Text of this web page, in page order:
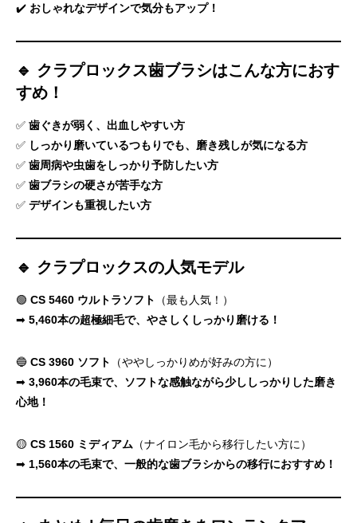
✔️ おしゃれなデザインで気分もアップ！
🔹 クラプロックス歯ブラシはこんな方におす
すめ！
✅ 歯ぐきが弱く、出血しやすい方
✅ しっかり磨いているつもりでも、磨き残しが気になる方
✅ 歯周病や虫歯をしっかり予防したい方
✅ 歯ブラシの硬さが苦手な方
✅ デザインも重視したい方
🔹 クラプロックスの人気モデル
🟢 CS 5460 ウルトラソフト
（最も人気！）
➡ 5,460本の超極細毛で、やさしくしっかり磨ける！
🔵 CS 3960 ソフト
（ややしっかりめが好みの方に）
➡ 3,960本の毛束で、ソフトな感触ながら少ししっかりした磨き
心地！
🟡 CS 1560 ミディアム （ナイロン毛から移行したい方に）
➡ 1,560本の毛束で、一般的な歯ブラシからの移行におすすめ！